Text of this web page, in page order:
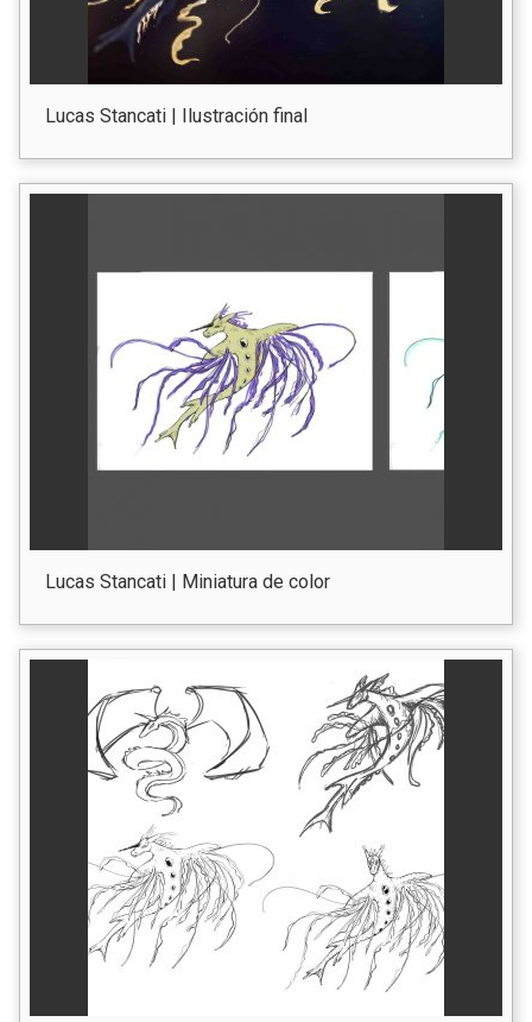
Lucas Stancati | Ilustración final
Lucas Stancati | Miniatura de color